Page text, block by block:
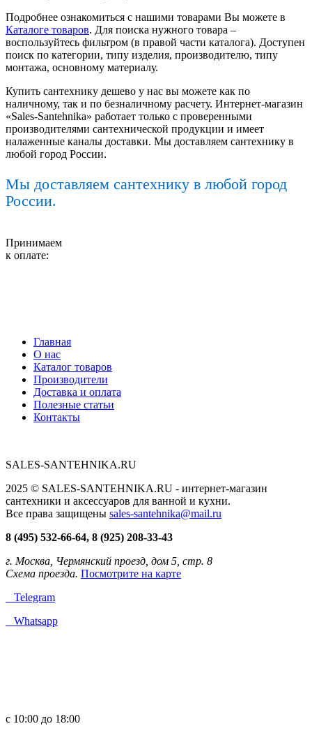
Подробнее ознакомиться с нашими товарами Вы можете в
Каталоге товаров. Для поиска нужного товара –
воспользуйтесь фильтром (в правой части каталога). Доступен
поиск по категории, типу изделия, производителю, типу
монтажа, основному материалу.
Купить сантехнику дешево у нас вы можете как по
наличному, так и по безналичному расчету. Интернет-магазин
«Sales-Santehnika» работает только с проверенными
производителями сантехнической продукции и имеет
налаженные каналы доставки. Мы доставляем сантехнику в
любой город России.
Мы доставляем сантехнику в любой город
России.
Принимаем
к оплате:
Главная
О нас
Каталог товаров
Производители
Доставка и оплата
Полезные статьи
Контакты
SALES-SANTEHNIKA.RU
2025 © SALES-SANTEHNIKA.RU - интернет-магазин
сантехники и аксессуаров для ванной и кухни.
Все права защищены sales-santehnika@mail.ru
8 (495) 532-66-64, 8 (925) 208-33-43
г. Москва, Чермянский проезд, дом 5, стр. 8
Схема проезда. Посмотрите на карте
Telegram
Whatsapp
с 10:00 до 18:00